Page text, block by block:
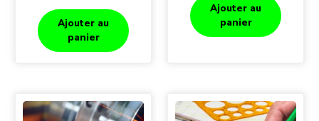
Ajouter au
panier
Ajouter au
panier